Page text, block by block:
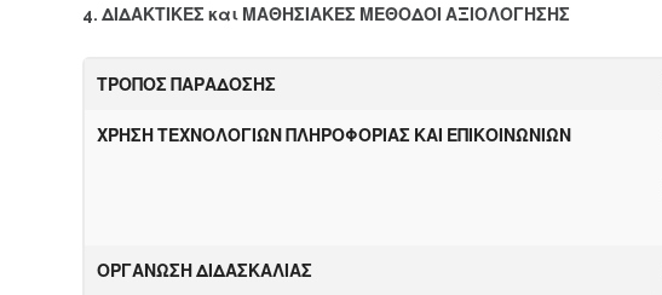
4. ΔΙΔΑΚΤΙΚΕΣ και ΜΑΘΗΣΙΑΚΕΣ ΜΕΘΟΔΟΙ ΑΞΙΟΛΟΓΗΣΗΣ
ΤΡΟΠΟΣ ΠΑΡΑΔΟΣΗΣ
ΧΡΗΣΗ ΤΕΧΝΟΛΟΓΙΩΝΠΛΗΡΟΦΟΡΙΑΣ ΚΑΙ ΕΠΙΚΟΙΝΩΝΙΩΝ
ΟΡΓΑΝΩΣΗ ΔΙΔΑΣΚΑΛΙΑΣ